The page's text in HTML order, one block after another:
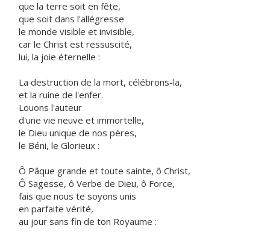
que la terre soit en fête,
que soit dans l'allégresse
le monde visible et invisible,
car le Christ est ressuscité,
lui, la joie éternelle :
La destruction de la mort, célébrons-la,
et la ruine de l'enfer.
Louons l'auteur
d'une vie neuve et immortelle,
le Dieu unique de nos pères,
le Béni, le Glorieux :
Ô Pâque grande et toute sainte, ô Christ,
Ô Sagesse, ô Verbe de Dieu, ô Force,
fais que nous te soyons unis
en parfaite vérité,
au jour sans fin de ton Royaume :